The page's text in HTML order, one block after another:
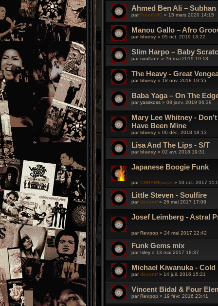
Ahmed Ben Ali – Subhan
par FrenCHIC » 15 mars 2020 14:15
Manou Gallo ‎– Afro
parbluesy » 05 oct. 2019 13:22
Slim Harpo – Baby
par soulfane » 26 mai 2019 19:13
The Heavy - Great
parbluesy » 18 nov. 2018 19:55
Baba Yaga – On The
par yasskoss » 08 janv. 2019 06:39
Mary Lee Whitney -
Have Been Mine
par bluesy » 06 déc. 2018 18:13
Lisa And The Lips - S/T
par bluesy » 02 avr. 2018 19:31
Japanese Boogie Funk
par CRHYMEpays » 10 oct. 2017
Little Steven - Soulfire
par devantf » 26 mai 2017 17:08
Josef Leimberg ‎- Astral
par Revpop » 24 mai 2017 22:42
Funk Gems mix
par Isley » 13 mai 2017 18:37
Michael Kiwanuka -
pardevantf» 14 juil. 2016 15:21
Vincent Bidal & Four
par Revpop » 19 févr. 2016 23:41